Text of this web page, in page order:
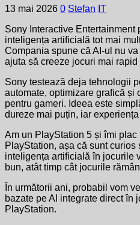
13 mai 2026 0 Stefan IT
Sony Interactive Entertainment
inteligența artificială tot mai
Compania spune că AI-ul nu
ajuta să creeze jocuri mai rapid
Sony testează deja tehnologii
automate, optimizare grafică și
pentru gameri. Ideea este
dureze mai puțin, iar
Am un PlayStation 5 și îmi plac
PlayStation, așa că sunt
inteligența artificială în jocurile
bun, atât timp cât jocurile
În următorii ani, probabil vom
bazate pe AI integrate direct în
PlayStation.